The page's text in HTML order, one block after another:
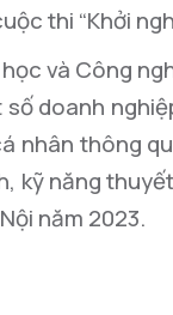
thi “Khởi
và Công
doanh
nhân thông
kỹ năng
năm 2023.